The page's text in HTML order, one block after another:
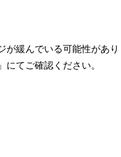
が緩んでいる可能性があ
てご確認ください。